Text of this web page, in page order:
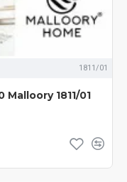
1811/01
1811/01